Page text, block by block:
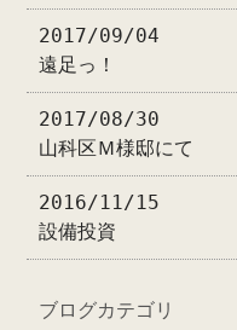
2017/09/04
遠足っ！
2017/08/30
山科区Ｍ様邸にて
2016/11/15
設備投資
ブログカテゴリ